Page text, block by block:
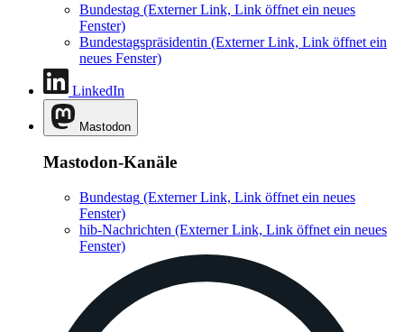
Bundestag (Externer Link, Link öffnet ein neues
Fenster)
Bundestagspräsidentin (Externer Link, Link öffnet ein
neues Fenster)
LinkedIn
Mastodon
Mastodon-Kanäle
Bundestag (Externer Link, Link öffnet ein neues
Fenster)
hib-Nachrichten (Externer Link, Link öffnet ein neues
Fenster)